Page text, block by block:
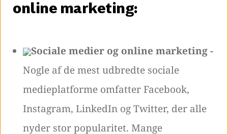
online marketing:
Sociale medier og online marketing -
Nogle af de mest udbredte sociale
medieplatforme omfatter Facebook,
Instagram, LinkedIn og Twitter, der alle
nyder stor popularitet. Mange